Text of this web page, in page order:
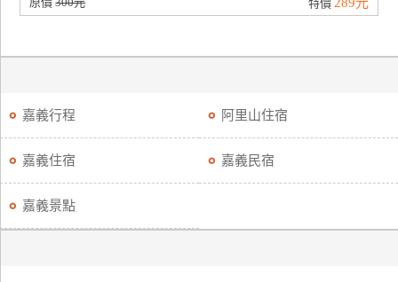
特價
嘉義行程 阿里山住宿
嘉義住宿 嘉義民宿
嘉義景點